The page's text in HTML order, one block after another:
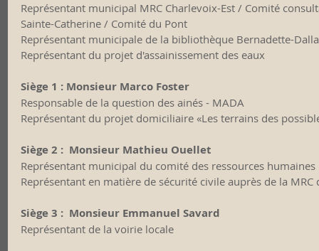
Représentant municipal MRC Charlevoix-Est / Comité
Sainte-Catherine / Comité du Pont
Représentant municipale de la bibliothèque Bernadette-
Représentant du projet d'assainissement des eaux
Siège 1 : Monsieur Marco Foster
Responsable de la question des ainés - MADA
Représentant du projet domiciliaire «Les terrains des
Siège 2 :  Monsieur Mathieu Ouellet
Représentant municipal du comité des ressources humaines
Représentant en matière de sécurité civile auprès de la
Siège 3 :  Monsieur Emmanuel Savard
Représentant de la voirie locale